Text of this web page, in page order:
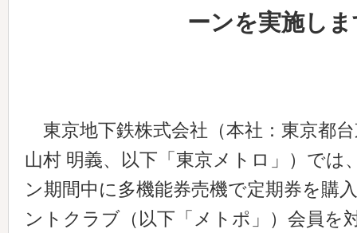
ーンを実施し
東京地下鉄株式会社（本社：東京都
山村 明義、以下「東京メトロ」）では
ン期間中に多機能券売機で定期券を購
ントクラブ（以下「メトポ」）会員を